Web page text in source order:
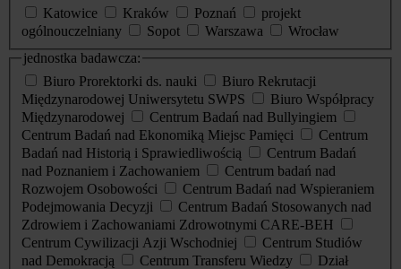
Katowice
Kraków Poznań
projekt
ogólnouczelniany
Sopot Warszawa
Wrocław
jednostka badawcza:
Biuro Prorektorki ds. nauki
Biuro Rekrutacji
Międzynarodowej Uniwersytetu SWPS
Biuro Współpracy
Międzynarodowej
Centrum Badań nad Bullyingiem
Centrum Badań nad Ekonomiką Miejsc Pamięci
Centrum
Badań nad Historią i Sprawiedliwością
Centrum Badań
nad Poznaniem i Zachowaniem
Centrum badań nad
Rozwojem Osobowości
Centrum Badań nad Wspieraniem
Podejmowania Decyzji
Centrum Badań Stosowanych nad
Zdrowiem i Zachowaniami Zdrowotnymi CARE-BEH
Centrum Cywilizacji Azji Wschodniej
Centrum Studiów
nad Demokracją
Centrum Transferu Wiedzy
Dział